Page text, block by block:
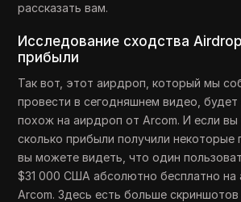
рассказать вам.
Исследование сходства
прибыли
Так вот, этот аирдроп, который мы
провести в сегодняшнем видео, будет
похож на аирдроп от Arcom. И если вы
сколько прибыли получили некоторые
вы можете видеть, что один
$31 000 США абсолютно бесплатно на
Arcom. Здесь есть больше